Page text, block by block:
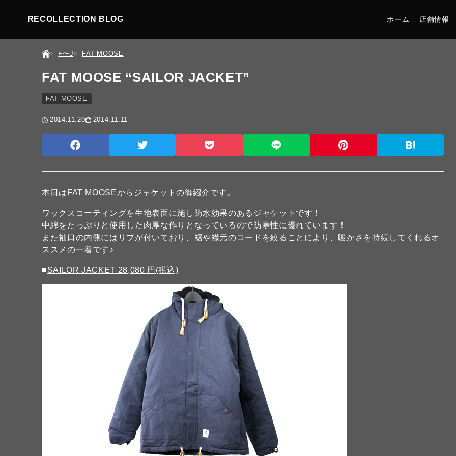
RECOLLECTION BLOG ホーム 店舗情報
F〜J FAT MOOSE
FAT MOOSE “SAILOR JACKET”
FAT MOOSE
2014.11.20 2014.11.11
本日はFAT MOOSEからジャケットの御紹介です。
ワックスコーティングを生地表面に施し防水効果のあるジャケットです！
中綿をたっぷりと使用した肉厚な作りとなっているので防寒性に優れています！
また袖口の内側にはリブが付いており、裾や襟元のコードを絞ることにより、暖かさを持続してくれるオ
ススメの一着です♪
■SAILOR JACKET 28,080 円(税込)